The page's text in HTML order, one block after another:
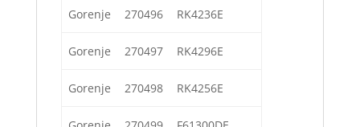
Gorenje 270496 RK4236E
Gorenje 270497 RK4296E
Gorenje 270498 RK4256E